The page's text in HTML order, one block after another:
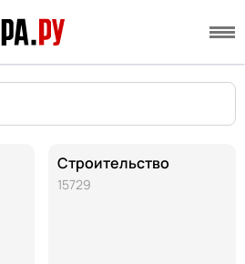
Строительство
15729